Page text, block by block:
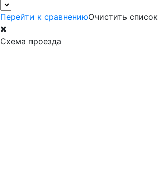
Перейти к сравнениюОчистить список
Схема проезда